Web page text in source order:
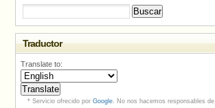
Traductor
Translate to:
* Servicio ofrecido por Google. No nos hacemos responsables de